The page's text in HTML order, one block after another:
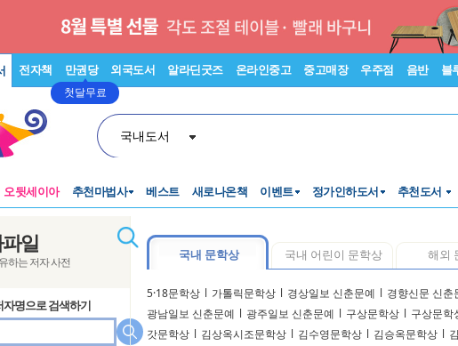
전자책 만권당
첫달무료
외국도서 알라딘굿즈 온라인중고 중고매장 우주점 음반 블
국내도서
오뒷세이아 추천마법사 베스트 새로나온책 이벤트 정가인하도서 추천도서
일
하는 저자 사전
자명으로 검색하기
국내 문학상 국내 어린이 문학상 해외
5·18문학상 l 가톨릭문학상 l 경상일보 신춘문예 l 경향신문 신춘
광남일보 신춘문예 l 광주일보 신춘문예 l 구상문학상 l 구상문학
갓문학상 l 김상옥시조문학상 l 김수영문학상 l 김승옥문학상 l